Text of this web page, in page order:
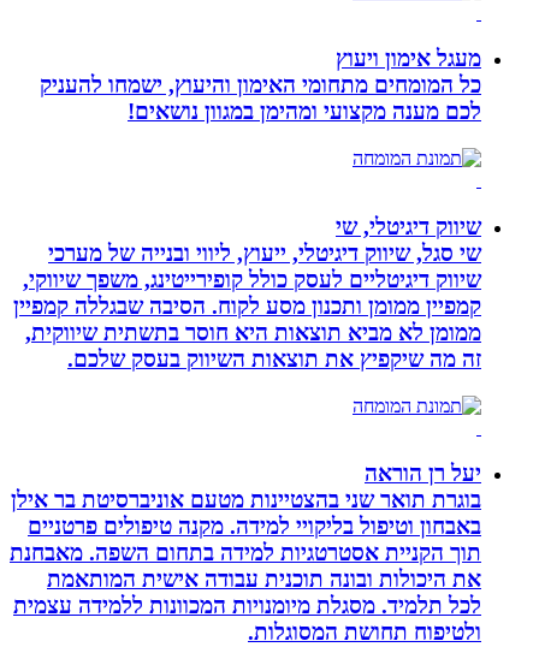
מעגל אימון ויעוץ
כל המומחים מתחומי האימון והיעוץ, ישמחו להעניק
לכם מענה מקצועי ומהימן במגוון נושאים!
שיווק דיגיטלי, שי
שי סגל, שיווק דיגיטלי, ייעוץ, ליווי ובנייה של מערכי
שיווק דיגיטליים לעסק כולל קופירייטינג, משפך שיווקי,
קמפיין ממומן ותכנון מסע לקוח. הסיבה שבגללה קמפיין
ממומן לא מביא תוצאות היא חוסר בתשתית שיווקית,
זה מה שיקפיץ את תוצאות השיווק בעסק שלכם.
יעל רן הוראה
בוגרת תואר שני בהצטיינות מטעם אוניברסיטת בר אילן
באבחון וטיפול בליקויי למידה. מקנה טיפולים פרטניים
תוך הקניית אסטרטגיות למידה בתחום השפה. מאבחנת
את היכולות ובונה תוכנית עבודה אישית המותאמת
לכל תלמיד. מסגלת מיומנויות המכוונות ללמידה עצמית
ולטיפוח תחושת המסוגלות.